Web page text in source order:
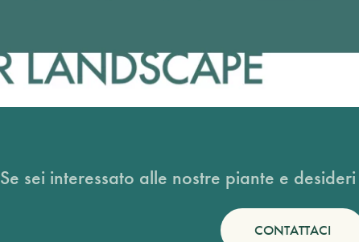
Se sei interessato alle nostre piante e
CONTATTACI